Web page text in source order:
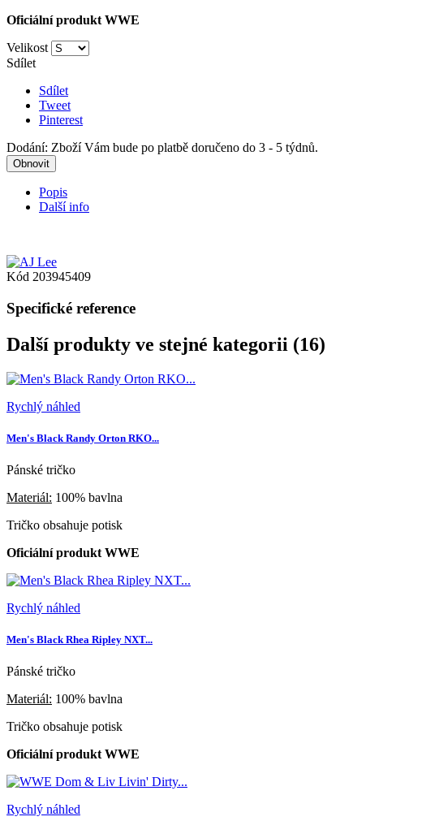
Oficiální produkt WWE
Velikost
Sdílet
Sdílet
Tweet
Pinterest
Dodání: Zboží Vám bude po platbě doručeno do 3 - 5 týdnů.
Popis
Další info
Kód 203945409
Specifické reference
Další produkty ve stejné kategorii (16)
Rychlý náhled
Men's Black Randy Orton RKO...
Pánské tričko
Materiál: 100% bavlna
Tričko obsahuje potisk
Oficiální produkt WWE
Rychlý náhled
Men's Black Rhea Ripley NXT...
Pánské tričko
Materiál: 100% bavlna
Tričko obsahuje potisk
Oficiální produkt WWE
Rychlý náhled